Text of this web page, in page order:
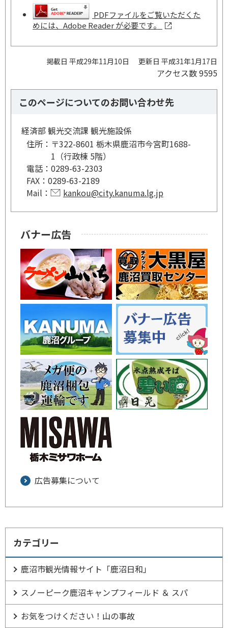
PDFファイルをご覧いただくた
めには、Adobe Reader が必要です。
掲載日 平成29年11月10日 更新日 平成31年1月17日
アクセス数9595
このページについてのお問い合わせ先
経済部 観光交流課 観光施設係
住所： 〒322-8601 栃木県鹿沼市今宮町1688-
1（行政棟 5階）
電話： 0289-63-2303
FAX： 0289-63-2189
Mail：
kankou@city.kanuma.lg.jp
バナー広告
広告募集について
カテゴリー
鹿沼市観光情報サイト「鹿沼日和」
スノーピーク鹿沼キャンプフィールド ＆ スパ
お気をつけください！山の事故